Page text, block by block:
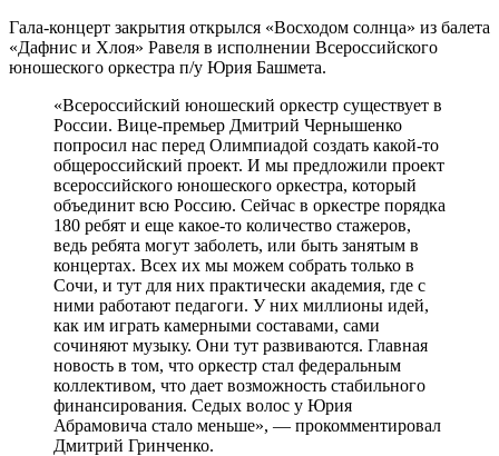
Гала-концерт закрытия открылся «Восходом солнца» из балета
«Дафнис и Хлоя» Равеля в исполнении Всероссийского
юношеского оркестра п/у Юрия Башмета.
«Всероссийский юношеский оркестр существует в
России. Вице-премьер Дмитрий Чернышенко
попросил нас перед Олимпиадой создать какой-то
общероссийский проект. И мы предложили проект
всероссийского юношеского оркестра, который
объединит всю Россию. Сейчас в оркестре порядка
180 ребят и еще какое-то количество стажеров,
ведь ребята могут заболеть, или быть занятым в
концертах. Всех их мы можем собрать только в
Сочи, и тут для них практически академия, где с
ними работают педагоги. У них миллионы идей,
как им играть камерными составами, сами
сочиняют музыку. Они тут развиваются. Главная
новость в том, что оркестр стал федеральным
коллективом, что дает возможность стабильного
финансирования. Седых волос у Юрия
Абрамовича стало меньше», — прокомментировал
Дмитрий Гринченко.